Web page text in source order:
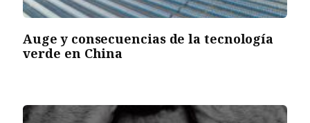
Auge y consecuencias de la tecnología
verde en China